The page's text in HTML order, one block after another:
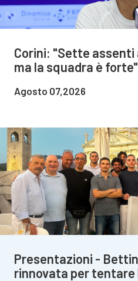
Corini: "Sette assenti
ma la squadra è forte"
Agosto 07,2026
Presentazioni -
rinnovata per tentare